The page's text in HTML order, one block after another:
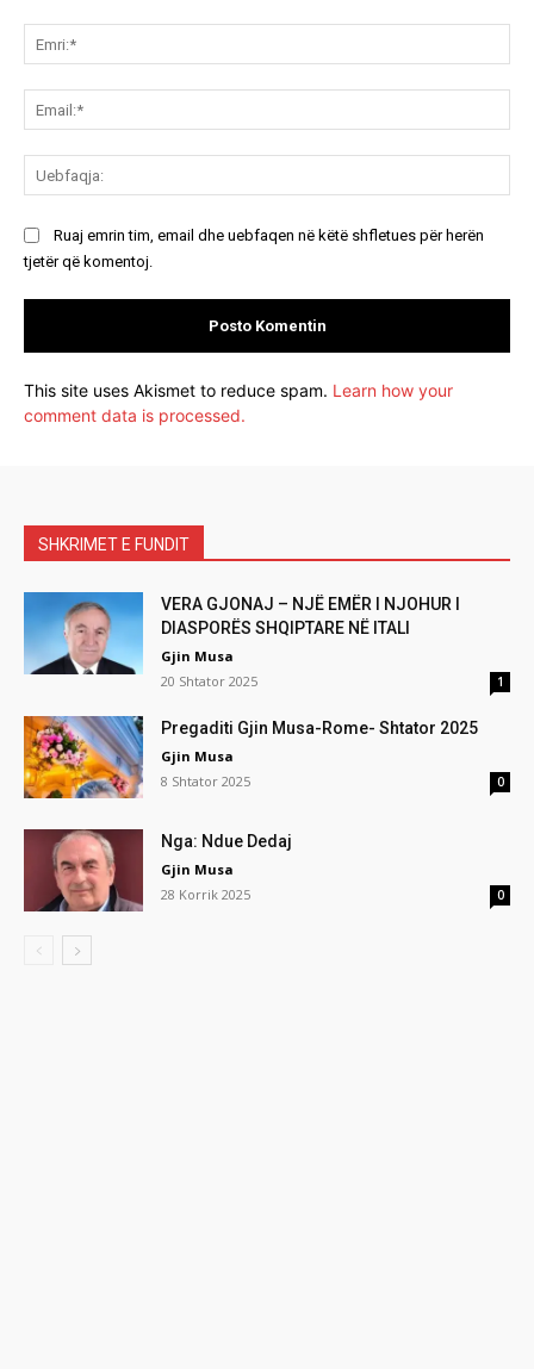
Ruaj emrin tim, email dhe uebfaqen në këtë shfletues për herën
tjetër që komentoj.
This site uses Akismet to reduce spam. Learn how your
comment data is processed.
SHKRIMET E FUNDIT
VERA GJONAJ – NJË EMËR I NJOHUR I
DIASPORËS SHQIPTARE NË ITALI
Gjin Musa
20 Shtator 2025
1
Pregaditi Gjin Musa-Rome- Shtator 2025
Gjin Musa
8 Shtator 2025
0
Nga: Ndue Dedaj
Gjin Musa
28 Korrik 2025
0